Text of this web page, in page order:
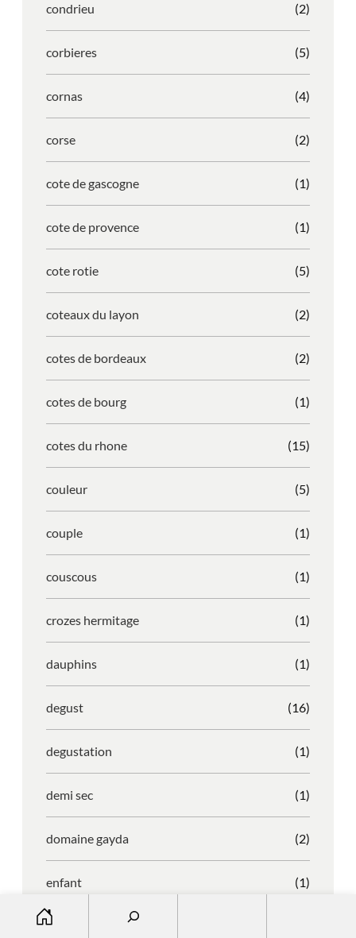
condrieu (2)
corbieres (5)
cornas (4)
corse (2)
cote de gascogne (1)
cote de provence (1)
cote rotie (5)
coteaux du layon (2)
cotes de bordeaux (2)
cotes de bourg (1)
cotes du rhone (15)
couleur (5)
couple (1)
couscous (1)
crozes hermitage (1)
dauphins (1)
degust (16)
degustation (1)
demi sec (1)
domaine gayda (2)
enfant (1)
entreprise